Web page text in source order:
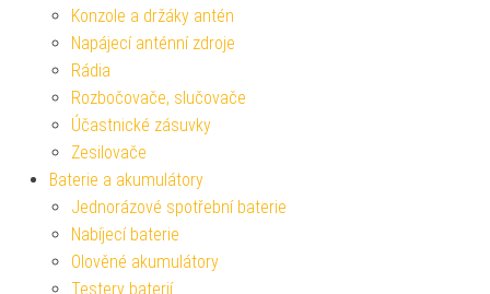
Konzole a držáky antén
Napájecí anténní zdroje
Rádia
Rozbočovače, slučovače
Účastnické zásuvky
Zesilovače
Baterie a akumulátory
Jednorázové spotřební baterie
Nabíjecí baterie
Olověné akumulátory
Testery baterií